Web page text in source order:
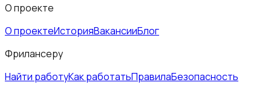
О проекте
О проектеИсторияВакансииБлог
Фрилансеру
Найти работуКак работатьПравилаБезопасность